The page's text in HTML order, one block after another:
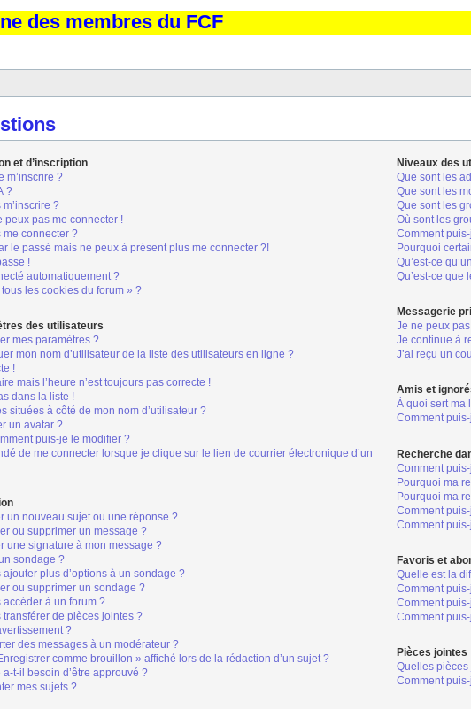
des membres du FCF
et d’inscription
m’inscrire ?
?
?
peux pas me connecter !
me connecter ?
le passé mais ne peux à présent plus me connecter ?!
!
automatiquement ?
les cookies du forum » ?
des utilisateurs
mes paramètres ?
mon nom d’utilisateur de la liste des utilisateurs en ligne ?
!
mais l’heure n’est toujours pas correcte !
dans la liste !
situées à côté de mon nom d’utilisateur ?
un avatar ?
puis-je le modifier ?
de me connecter lorsque je clique sur le lien de courrier électronique d’un
un nouveau sujet ou une réponse ?
ou supprimer un message ?
une signature à mon message ?
sondage ?
plus d’options à un sondage ?
ou supprimer un sondage ?
à un forum ?
de pièces jointes ?
?
des messages à un modérateur ?
comme brouillon » affiché lors de la rédaction d’un sujet ?
t-il besoin d’être approuvé ?
mes sujets ?
Niveaux des
Que sont les
Que sont les
Que sont les
Où sont les
Comment
Pourquoi
Qu’est-ce
Qu’est-ce que
Messagerie
Je ne peux
Je continue à
J’ai reçu un
Amis et
À quoi sert ma
Comment
Recherche
Comment
Pourquoi ma
Pourquoi ma
Comment
Comment
Favoris et
Quelle est la
Comment
Comment
Comment
Pièces jointes
Quelles
Comment